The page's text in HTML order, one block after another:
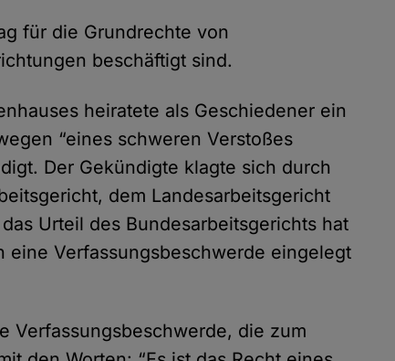
für die Grundrechte von
beschäftigt sind.
heiratete als Geschiedener ein
“eines schweren Verstoßes
Der Gekündigte klagte sich durch
dem Landesarbeitsgericht
Urteil des Bundesarbeitsgerichts hat
Verfassungsbeschwerde eingelegt
Verfassungsbeschwerde, die zum